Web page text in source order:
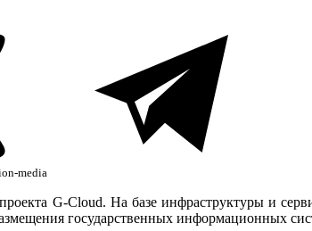
media
G-Cloud. На базе инфраструктуры и
государственных информационных